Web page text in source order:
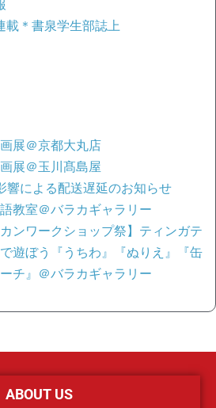
載＊書泉学生部誌上
展＠京都大丸店
展＠玉川髙島屋
響による配送遅延のお知らせ
教室＠バラカギャラリー
ンワークショップ祭】ティンガテ
遊ぼう『うちわ』『ぬりえ』『缶
チ』＠バラカギャラリー
ABOUT US